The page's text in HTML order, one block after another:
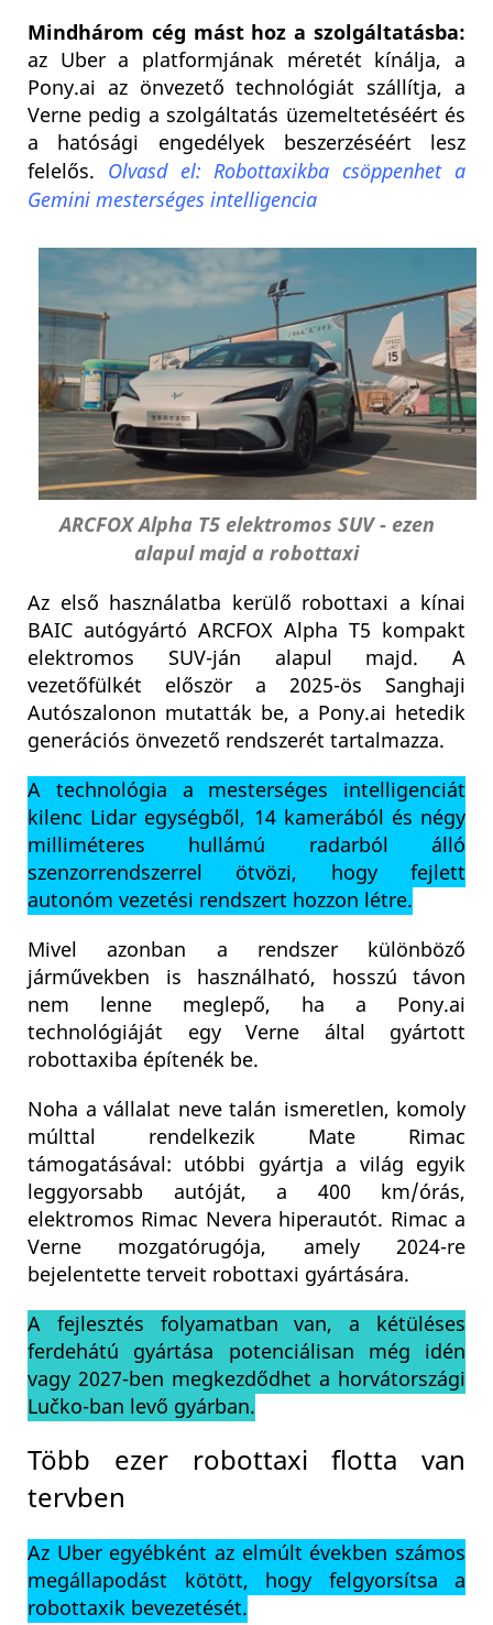
Mindhárom cég mást hoz a szolgáltatásba:
az Uber a platformjának méretét kínálja, a
Pony.ai az önvezető technológiát szállítja, a
Verne pedig a szolgáltatás üzemeltetéséért és
a hatósági engedélyek beszerzéséért lesz
felelős. Olvasd el: Robottaxikba csöppenhet a
Gemini mesterséges intelligencia
ARCFOX Alpha T5 elektromos SUV - ezen
alapul majd a robottaxi
Az első használatba kerülő robottaxi a kínai
BAIC autógyártó ARCFOX Alpha T5 kompakt
elektromos SUV-ján alapul majd. A
vezetőfülkét először a 2025-ös Sanghaji
Autószalonon mutatták be, a Pony.ai hetedik
generációs önvezető rendszerét tartalmazza.
A technológia a mesterséges intelligenciát
kilenc Lidar egységből, 14 kamerából és négy
milliméteres hullámú radarból álló
szenzorrendszerrel ötvözi, hogy fejlett
autonóm vezetési rendszert hozzon létre.
Mivel azonban a rendszer különböző
járművekben is használható, hosszú távon
nem lenne meglepő, ha a Pony.ai
technológiáját egy Verne által gyártott
robottaxiba építenék be.
Noha a vállalat neve talán ismeretlen, komoly
múlttal rendelkezik Mate Rimac
támogatásával: utóbbi gyártja a világ egyik
leggyorsabb autóját, a 400 km/órás,
elektromos Rimac Nevera hiperautót. Rimac a
Verne mozgatórugója, amely 2024-re
bejelentette terveit robottaxi gyártására.
A fejlesztés folyamatban van, a kétüléses
ferdehátú gyártása potenciálisan még idén
vagy 2027-ben megkezdődhet a horvátországi
Lučko-ban levő gyárban.
Több ezer robottaxi flotta van
tervben
Az Uber egyébként az elmúlt években számos
megállapodást kötött, hogy felgyorsítsa a
robottaxik bevezetését.